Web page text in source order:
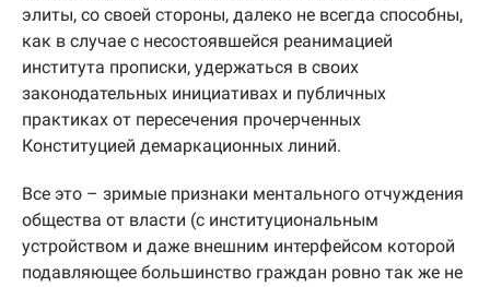
элиты, со своей стороны, далеко не всегда способны,
как в случае с несостоявшейся реанимацией
института прописки, удержаться в своих
законодательных инициативах и публичных
практиках от пересечения прочерченных
Конституцией демаркационных линий.
Все это – зримые признаки ментального отчуждения
общества от власти (с институциональным
устройством и даже внешним интерфейсом которой
подавляющее большинство граждан ровно так же не